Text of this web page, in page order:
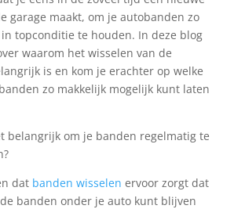
garage maakt, om je autobanden zo
topconditie te houden. In deze blog
waarom het wisselen van de
is en kom je erachter op welke
zo makkelijk mogelijk kunt laten
belangrijk om je banden regelmatig te
dat banden wisselen ervoor zorgt dat
banden onder je auto kunt blijven